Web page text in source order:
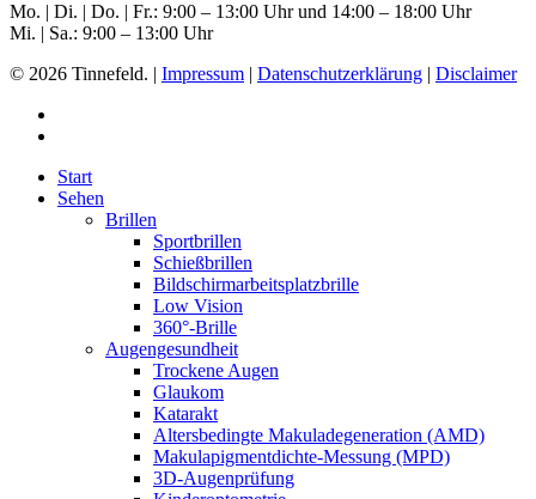
Mo. | Di. | Do. | Fr.: 9:00 – 13:00 Uhr und 14:00 – 18:00 Uhr
Mi. | Sa.: 9:00 – 13:00 Uhr
© 2026 Tinnefeld. | Impressum | Datenschutzerklärung | Disclaimer
Start
Sehen
Brillen
Sportbrillen
Schießbrillen
Bildschirmarbeitsplatzbrille
Low Vision
360°-Brille
Augengesundheit
Trockene Augen
Glaukom
Katarakt
Altersbedingte Makuladegeneration (AMD)
Makulapigmentdichte-Messung (MPD)
3D-Augenprüfung